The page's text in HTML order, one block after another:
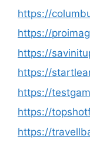
https://
https://
https://
https://
https://
https://
https://